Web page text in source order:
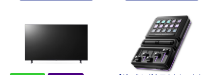
拡張ストレージから起動できません。 イ
40Gbps(USB4(Version 1)) コネクター形
状 USB Type-C(TM) 容量 1TB データ転送
速度 読み込み：最大3650MB/s、書き込
み：最大3800MB/s ※当社環境での測定
値 ※USB 40Gbps(USB4(Version1))でご
使用になるには、機器側がUSB
40Gbps(USB4(Version1))に対応している
必要があります。 出荷時フォーマット